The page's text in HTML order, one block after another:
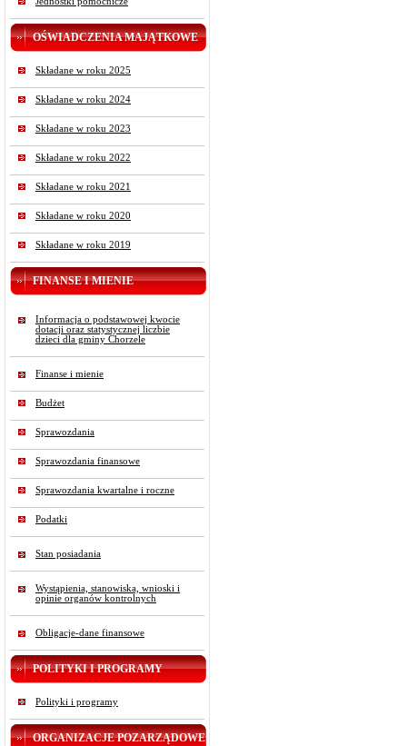
OŚWIADCZENIA MAJĄTKOWE
Składane w roku 2025
Składane w roku 2024
Składane w roku 2023
Składane w roku 2022
Składane w roku 2021
Składane w roku 2020
Składane w roku 2019
FINANSE I MIENIE
Informacja o podstawowej kwocie
dotacji oraz statystycznej liczbie
dzieci dla gminy Chorzele
Finanse i mienie
Budżet
Sprawozdania
Sprawozdania finansowe
Sprawozdania kwartalne i roczne
Podatki
Stan posiadania
Wystąpienia, stanowiska, wnioski i
opinie organów kontrolnych
Obligacje-dane finansowe
POLITYKI I PROGRAMY
Polityki i programy
ORGANIZACJE POZARZĄDOWE